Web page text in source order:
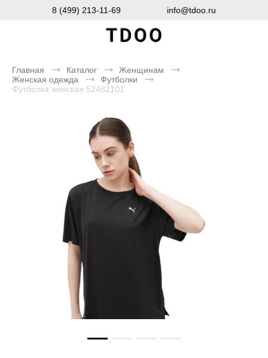
8 (499) 213-11-69 info@tdoo.ru
Главная Каталог
Женщинам
Женская одежда
Футболки
Футболка женская 52482101